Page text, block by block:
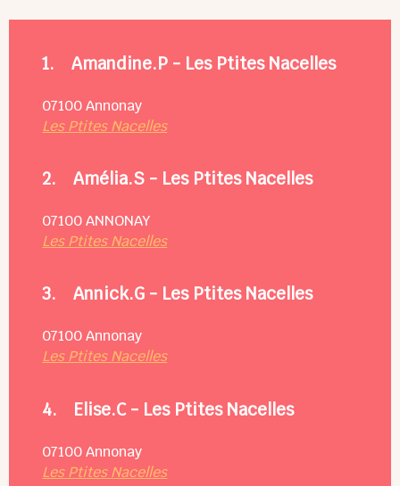
1.Amandine.P - Les Ptites Nacelles
07100 Annonay
Les Ptites Nacelles
2.Amélia.S - Les Ptites Nacelles
07100 ANNONAY
Les Ptites Nacelles
3.Annick.G - Les Ptites Nacelles
07100 Annonay
Les Ptites Nacelles
4. Elise.C - Les Ptites Nacelles
07100 Annonay
Les Ptites Nacelles